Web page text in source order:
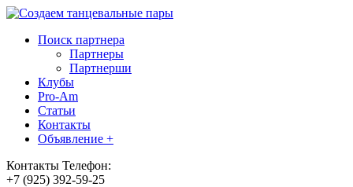
Поиск партнера
Партнеры
Партнерши
Клубы
Pro-Am
Статьи
Контакты
Объявление +
Контакты Телефон:
+7 (925) 392-59-25